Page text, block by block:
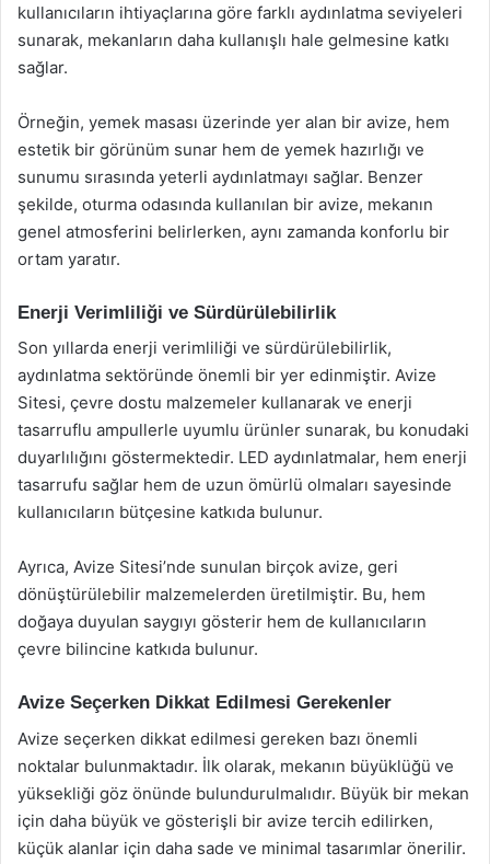
kullanıcıların ihtiyaçlarına göre farklı aydınlatma seviyeleri
sunarak, mekanların daha kullanışlı hale gelmesine katkı
sağlar.
Örneğin, yemek masası üzerinde yer alan bir avize, hem
estetik bir görünüm sunar hem de yemek hazırlığı ve
sunumu sırasında yeterli aydınlatmayı sağlar. Benzer
şekilde, oturma odasında kullanılan bir avize, mekanın
genel atmosferini belirlerken, aynı zamanda konforlu bir
ortam yaratır.
Enerji Verimliliği ve Sürdürülebilirlik
Son yıllarda enerji verimliliği ve sürdürülebilirlik,
aydınlatma sektöründe önemli bir yer edinmiştir. Avize
Sitesi, çevre dostu malzemeler kullanarak ve enerji
tasarruflu ampullerle uyumlu ürünler sunarak, bu konudaki
duyarlılığını göstermektedir. LED aydınlatmalar, hem enerji
tasarrufu sağlar hem de uzun ömürlü olmaları sayesinde
kullanıcıların bütçesine katkıda bulunur.
Ayrıca, Avize Sitesi’nde sunulan birçok avize, geri
dönüştürülebilir malzemelerden üretilmiştir. Bu, hem
doğaya duyulan saygıyı gösterir hem de kullanıcıların
çevre bilincine katkıda bulunur.
Avize Seçerken Dikkat Edilmesi Gerekenler
Avize seçerken dikkat edilmesi gereken bazı önemli
noktalar bulunmaktadır. İlk olarak, mekanın büyüklüğü ve
yüksekliği göz önünde bulundurulmalıdır. Büyük bir mekan
için daha büyük ve gösterişli bir avize tercih edilirken,
küçük alanlar için daha sade ve minimal tasarımlar önerilir.